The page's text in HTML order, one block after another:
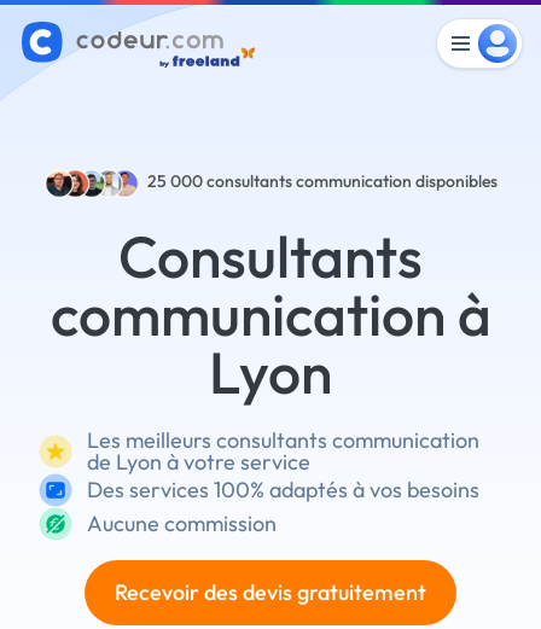
25 000consultants communication disponibles
Consultants
communication à
Lyon
Les meilleurs consultants communication
de Lyon à votre service
Des services 100% adaptés à vos besoins
Aucune commission
Recevoir des devis gratuitement